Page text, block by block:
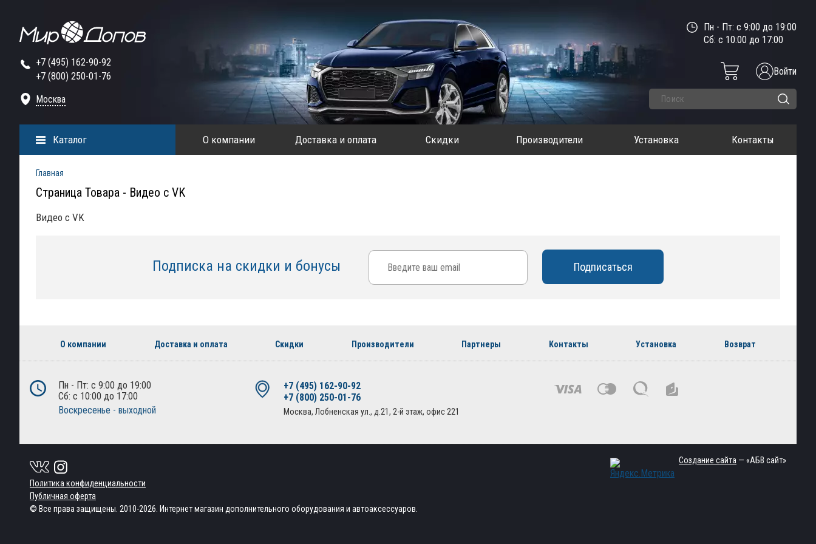
+7 (495) 162-90-92
+7 (800) 250-01-76
Москва
Пн - Пт: с 9:00 до 19:00
Сб: с 10:00 до 17:00
Войти
О компании Доставка и оплата Скидки Производители Установка Контакты
Каталог
Главная
Страница Товара - Видео с VK
Видео с VK
Подписка на скидки и бонусы
О компании Доставка и оплата Скидки Производители Партнеры Контакты Установка Возврат
Пн - Пт: с 9:00 до 19:00
Сб: с 10:00 до 17:00
Воскресенье - выходной
+7 (495) 162-90-92
+7 (800) 250-01-76
Москва, Лобненская ул., д.21, 2-й этаж, офис 221
Политика конфиденциальности
Публичная оферта
© Все права защищены. 2010-2026. Интернет магазин дополнительного оборудования и автоаксессуаров.
Создание сайта — «АБВ сайт»